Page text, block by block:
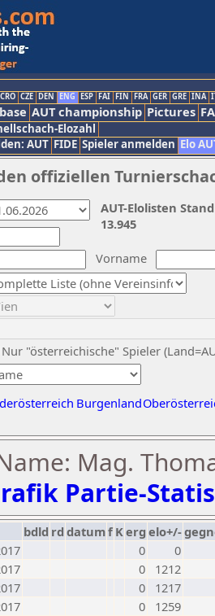
CRO CZE DEN ENG ESP FAI FIN FRA GER GRE INA
AUT championship Pictures
Elozahl
AUT FIDE Spieler anmelden Elo
offiziellen
Vorname
Nur "österreichische" Spieler
Burgenland
AUT-Elolisten
13.945
Mag.
Partie-
bdld rd datumf Kerg elo+/-
0
0
0
1212
0
1217
0
1259